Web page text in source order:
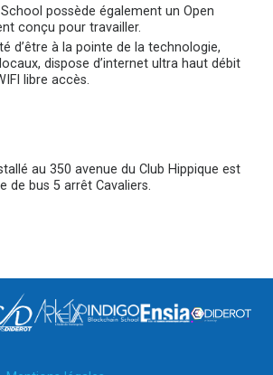
possède également un Open
conçu pour travailler.
d’être à la pointe de la technologie,
dispose d’internet ultra haut débit
libre accès.
au 350 avenue du Club Hippique est
de bus 5 arrêt Cavaliers.